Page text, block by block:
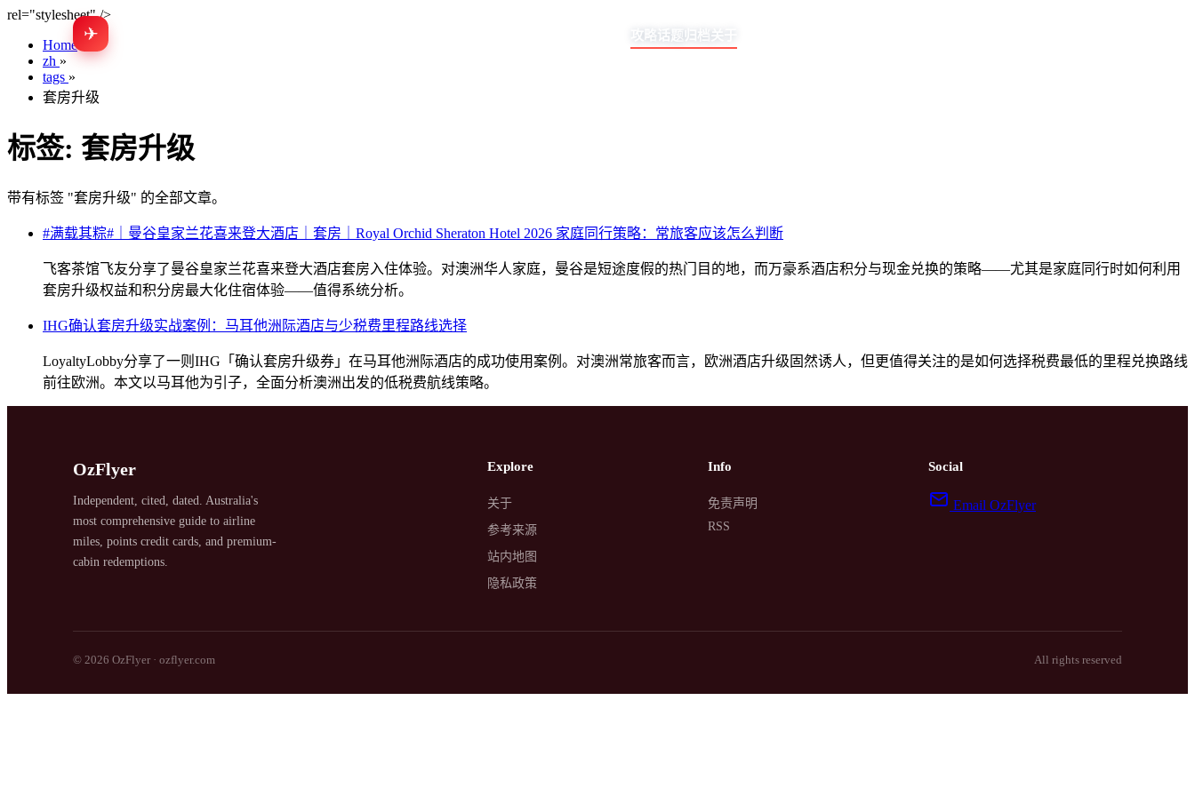
rel="stylesheet" />
✈ 攻略 话题 归档 关于
SYDNEY · INDEPENDENT · EST. 2026
Home
zh »
tags »
套房升级
标签: 套房升级
带有标签 "套房升级" 的全部文章。
#满载其粽#｜曼谷皇家兰花喜来登大酒店｜套房｜Royal Orchid Sheraton Hotel 2026 家庭同行策略：常旅客应该怎么判断
飞客茶馆飞友分享了曼谷皇家兰花喜来登大酒店套房入住体验。对澳洲华人家庭，曼谷是短途度假的热门目的地，而万豪系酒店积分与现金兑换的策略——尤其是家庭同行时如何利用
套房升级权益和积分房最大化住宿体验——值得系统分析。
IHG确认套房升级实战案例：马耳他洲际酒店与少税费里程路线选择
LoyaltyLobby分享了一则IHG「确认套房升级券」在马耳他洲际酒店的成功使用案例。对澳洲常旅客而言，欧洲酒店升级固然诱人，但更值得关注的是如何选择税费最低的里程兑换路线
前往欧洲。本文以马耳他为引子，全面分析澳洲出发的低税费航线策略。
OzFlyer
Independent, cited, dated. Australia's
most comprehensive guide to airline
miles, points credit cards, and premium-
cabin redemptions.
Explore
关于
参考来源
站内地图
隐私政策
Info
免责声明
RSS
Social
Email OzFlyer
© 2026 OzFlyer · ozflyer.com All rights reserved